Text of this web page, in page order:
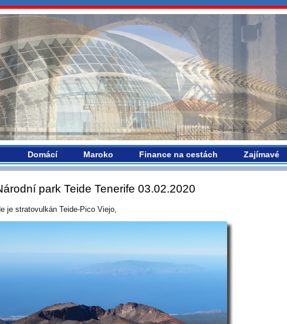
Domácí Maroko Finance na cestách Zajímavé
park Teide Tenerife 03.02.2020
je stratovulkán Teide-Pico Viejo,